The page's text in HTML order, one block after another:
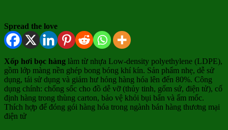
Spread the love
Xốp hơi bọc hàng làm từ nhựa Low-density polyethylene (LDPE),
gồm lớp màng nền ghép bong bóng khí kín. Sản phẩm nhẹ, dễ sử
dụng, tái sử dụng và giảm hư hỏng hàng hóa lên đến 80%. Công
dụng chính: chống sốc cho đồ dễ vỡ (thủy tinh, gốm sứ, điện tử), cố
định hàng trong thùng carton, bảo vệ khỏi bụi bẩn và ẩm mốc.
Thích hợp để đóng gói hàng hóa trong ngành bán hàng thương mại
điện tử